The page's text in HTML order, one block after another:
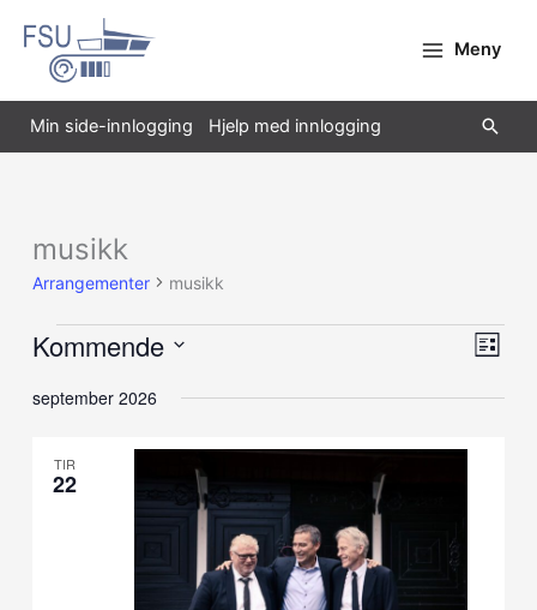
rett
innholdet
Meny
Min side-innlogging Hjelp med innlogging Søk
musikk
Arrangementer musikk
Arrangementer
Velg
Liste
Kommende
dato.
september 2026
TIR
22